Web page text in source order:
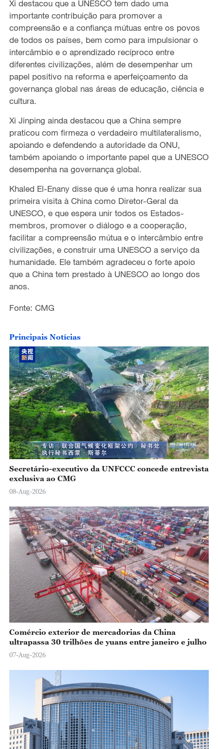
Xi destacou que a UNESCO tem dado uma
importante contribuição para promover a
compreensão e a confiança mútuas entre os povos
de todos os países, bem como para impulsionar o
intercâmbio e o aprendizado recíproco entre
diferentes civilizações, além de desempenhar um
papel positivo na reforma e aperfeiçoamento da
governança global nas áreas de educação, ciência e
cultura.
Xi Jinping ainda destacou que a China sempre
praticou com firmeza o verdadeiro multilateralismo,
apoiando e defendendo a autoridade da ONU,
também apoiando o importante papel que a UNESCO
desempenha na governança global.
Khaled El-Enany disse que é uma honra realizar sua
primeira visita à China como Diretor-Geral da
UNESCO, e que espera unir todos os Estados-
membros, promover o diálogo e a cooperação,
facilitar a compreensão mútua e o intercâmbio entre
civilizações, e construir uma UNESCO a serviço da
humanidade. Ele também agradeceu o forte apoio
que a China tem prestado à UNESCO ao longo dos
anos.
Fonte: CMG
Principais Notícias
Secretário-executivo da UNFCCC concede entrevista
exclusiva ao CMG
08-Aug-2026
Comércio exterior de mercadorias da China
ultrapassa 30 trilhões de yuans entre janeiro e julho
07-Aug-2026